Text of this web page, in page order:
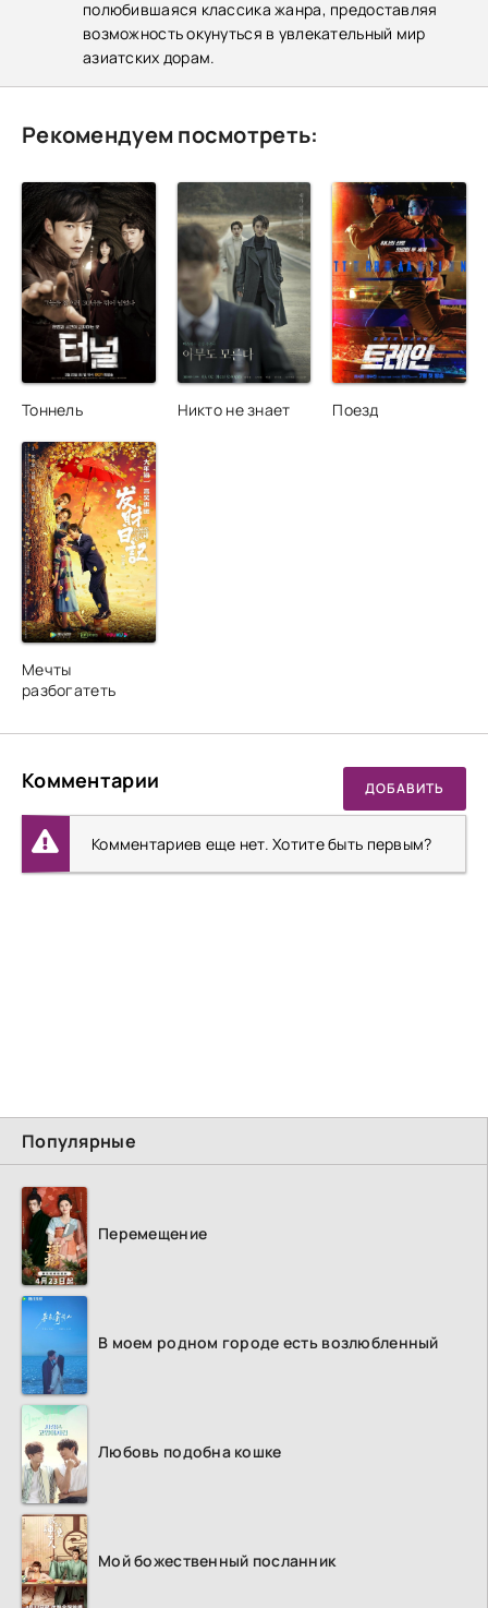
Популярные
Перемещение
В моем родном городе есть возлюбленный
Любовь подобна кошке
Мой божественный посланник
полюбившаяся классика жанра, предоставляя
возможность окунуться в увлекательный мир
азиатских дорам.
Рекомендуем посмотреть:
Тоннель Никто не знает Поезд
Мечты
разбогатеть
Комментарии ДОБАВИТЬ
Комментариев еще нет. Хотите быть первым?